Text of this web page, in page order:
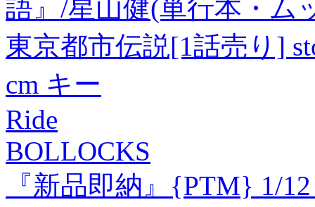
語』/星山健(単行本・ム
東京都市伝説[1話売り]
cm キー
Ride
BOLLOCKS
『新品即納』{PTM} 1/